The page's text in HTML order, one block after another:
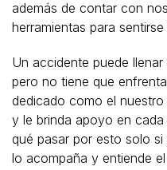
además de contar con
herramientas para
Un accidente puede
pero no tiene que
dedicado como el
y le brinda apoyo en
qué pasar por esto solo
lo acompaña y entiende